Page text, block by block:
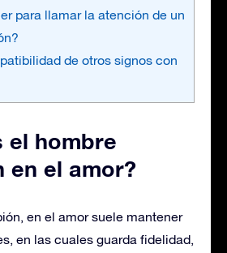
para llamar la atención de un
de otros signos con
el hombre
en el amor?
en el amor suele mantener
en las cuales guarda fidelidad,